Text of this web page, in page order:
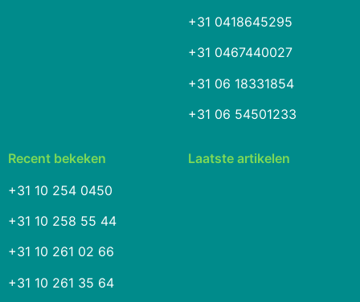
+31 0418645295
+31 0467440027
+31 06 18331854
+31 06 54501233
Recent bekeken
+31 10 254 0450
+31 10 258 55 44
+31 10 261 02 66
+31 10 261 35 64
Laatste artikelen